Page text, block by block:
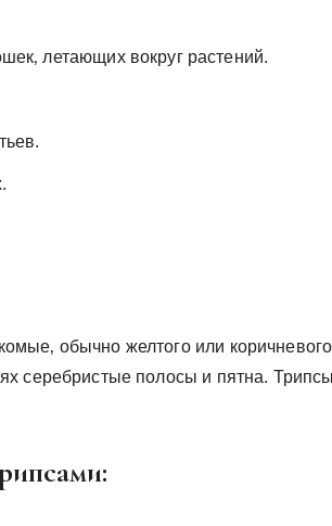
летающих вокруг растений.
обычно желтого или
серебристые полосы и пятна.